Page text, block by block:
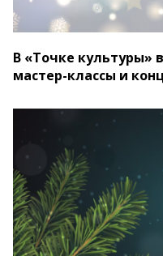
В «Точке культуры»
мастер-классы и